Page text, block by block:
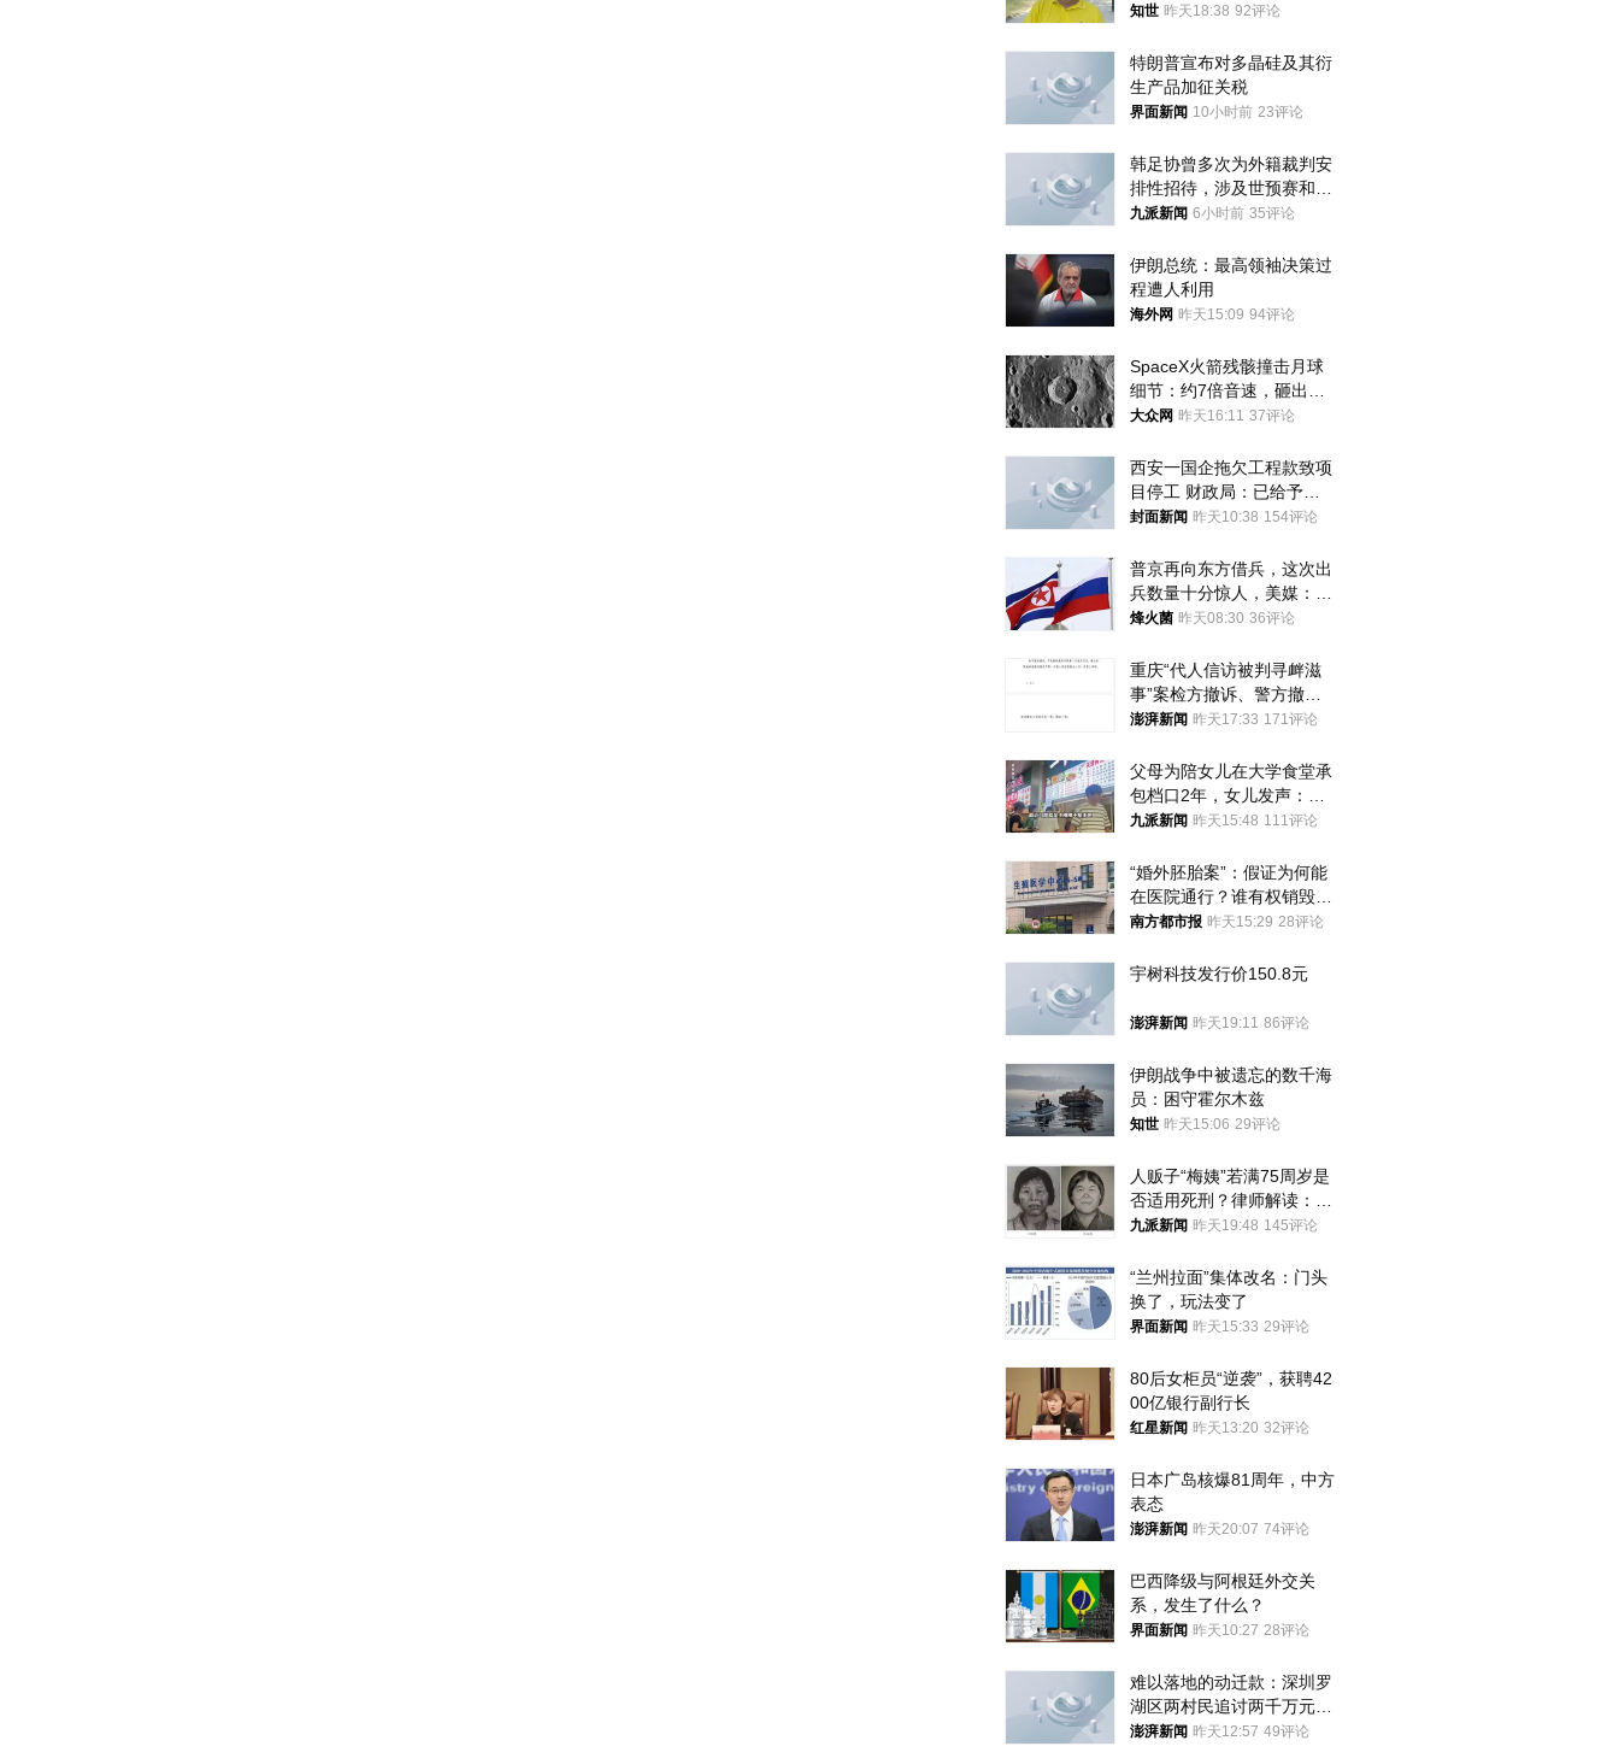
知世 昨天18:38 92评论
特朗普宣布对多晶硅及其衍
生产品加征关税
界面新闻 10小时前 23评论
韩足协曾多次为外籍裁判安
排性招待，涉及世预赛和奥
预赛，韩足协回应
九派新闻 6小时前 35评论
伊朗总统：最高领袖决策过
程遭人利用
海外网 昨天15:09 94评论
SpaceX火箭残骸撞击月球
细节：约7倍音速，砸出直
径约30米撞击坑
大众网 昨天16:11 37评论
西安一国企拖欠工程款致项
目停工 财政局：已给予处
分，正督促整改
封面新闻 昨天10:38 154评论
普京再向东方借兵，这次出
兵数量十分惊人，美媒：俄
朝要动真格？
烽火菌 昨天08:30 36评论
重庆“代人信访被判寻衅滋
事”案检方撤诉、警方撤
案，两被告人获国赔
澎湃新闻 昨天17:33 171评论
父母为陪女儿在大学食堂承
包档口2年，女儿发声：初
衷是为了陪伴，毕业后将不
九派新闻 昨天15:48 111评论
“婚外胚胎案”：假证为何能
在医院通行？谁有权销毁胚
胎？
南方都市报 昨天15:29 28评论
宇树科技发行价150.8元
澎湃新闻 昨天19:11 86评论
伊朗战争中被遗忘的数千海
员：困守霍尔木兹
知世 昨天15:06 29评论
人贩子“梅姨”若满75周岁是
否适用死刑？律师解读：很
大概率不会被判处死刑
九派新闻 昨天19:48 145评论
“兰州拉面”集体改名：门头
换了，玩法变了
界面新闻 昨天15:33 29评论
80后女柜员“逆袭”，获聘42
00亿银行副行长
红星新闻 昨天13:20 32评论
日本广岛核爆81周年，中方
表态
澎湃新闻 昨天20:07 74评论
巴西降级与阿根廷外交关
系，发生了什么？
界面新闻 昨天10:27 28评论
难以落地的动迁款：深圳罗
湖区两村民追讨两千万元动
迁款八年未果
澎湃新闻 昨天12:57 49评论